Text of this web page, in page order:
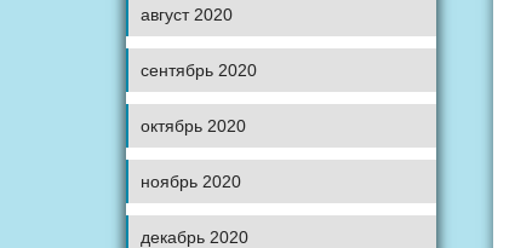
август 2020
сентябрь 2020
октябрь 2020
ноябрь 2020
декабрь 2020